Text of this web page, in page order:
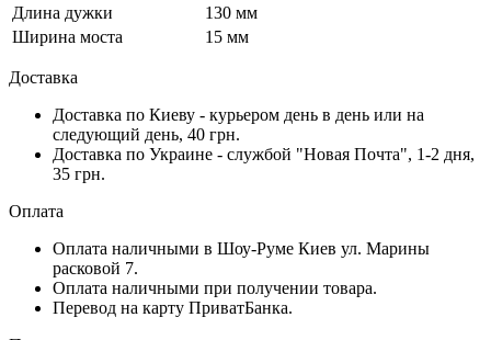
Длина дужки
130 мм
Ширина моста
15 мм
Доставка
Доставка по Киеву - курьером день в день или на
следующий день, 40 грн.
Доставка по Украине - службой "Новая Почта", 1-2 дня,
35 грн.
Оплата
Оплата наличными в Шоу-Руме Киев ул. Марины
расковой 7.
Оплата наличными при получении товара.
Перевод на карту ПриватБанка.